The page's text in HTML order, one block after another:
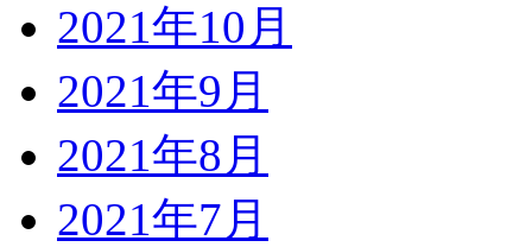
2021年10月
2021年9月
2021年8月
2021年7月